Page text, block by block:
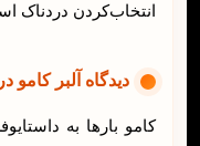
انتخاب‌کردن دردناک
دیدگاه آلبر کامو
کامو بارها به